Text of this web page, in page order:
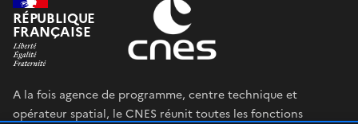
RÉPUBLIQUE
FRANÇAISE
A la fois agence de programme, centre technique et
opérateur spatial, le CNES réunit toutes les fonctions